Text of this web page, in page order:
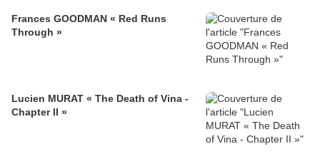
Frances GOODMAN « Red Runs
Through »
Lucien MURAT « The Death of Vina -
Chapter II »